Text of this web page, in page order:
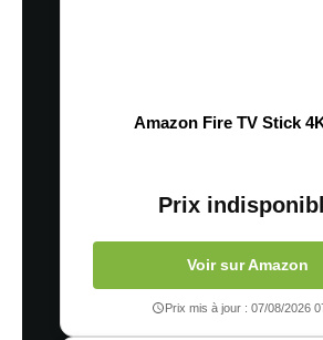
Amazon Fire TV Stick
Prix
Voir sur Amazon
Prix mis à jour : 07/08/2026